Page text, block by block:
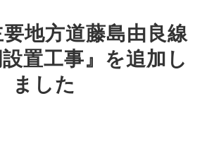
地方道藤島由良線
置工事』を追加し
ました